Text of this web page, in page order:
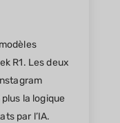
R1. Les deux
la logique
par l’IA.